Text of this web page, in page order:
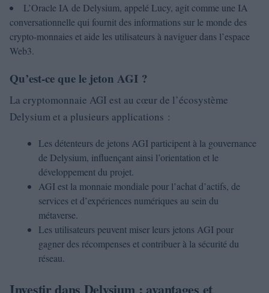
L’Oracle IA de Delysium, appelé Lucy, agit comme une IA
conversationnelle qui fournit des informations sur le monde des
crypto-monnaies et aide les utilisateurs à naviguer dans l’espace
Web3.
Qu’est-ce que le jeton AGI ?
La cryptomonnaie AGI est au cœur de l’écosystème
Delysium et a plusieurs applications :
Les détenteurs de jetons AGI participent à la gouvernance
de Delysium, influençant ainsi l’orientation et le
développement du projet.
AGI est la monnaie mondiale pour l’achat d’actifs, de
services et d’expériences numériques au sein du
métaverse.
Les utilisateurs peuvent miser leurs jetons AGI pour
gagner des récompenses et contribuer à la sécurité du
réseau.